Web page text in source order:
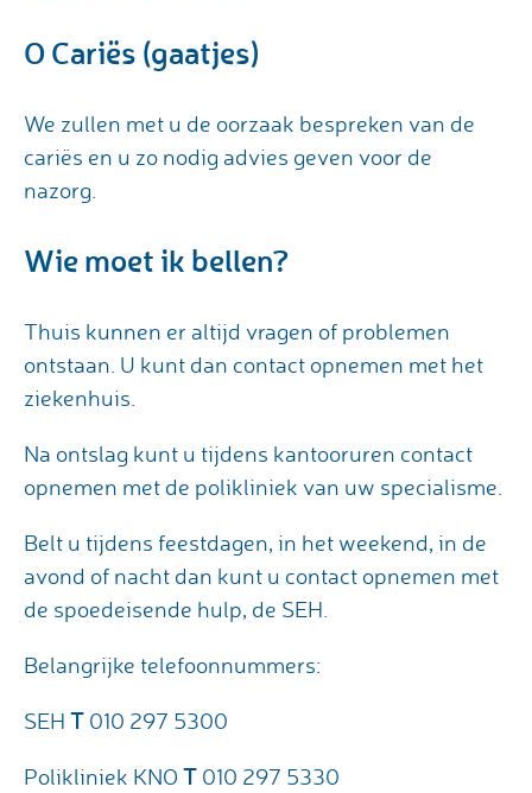
O Cariës (gaatjes)
We zullen met u de oorzaak bespreken van de
cariës en u zo nodig advies geven voor de
nazorg.
Wie moet ik bellen?
Thuis kunnen er altijd vragen of problemen
ontstaan. U kunt dan contact opnemen met het
ziekenhuis.
Na ontslag kunt u tijdens kantooruren contact
opnemen met de polikliniek van uw specialisme.
Belt u tijdens feestdagen, in het weekend, in de
avond of nacht dan kunt u contact opnemen met
de spoedeisende hulp, de SEH.
Belangrijke telefoonnummers:
SEH T 010 297 5300
Polikliniek KNO T 010 297 5330